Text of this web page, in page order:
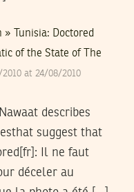
» Tunisia: Doctored
of the State of The
at 24/08/2010
describes
suggest that
Il ne faut
déceler au